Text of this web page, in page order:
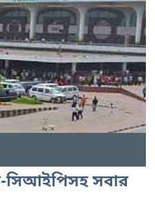
সিআইপিসহ সবার